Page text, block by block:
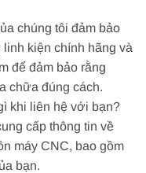
chúng tôi đảm bảo
kiện chính hãng và
để đảm bảo rằng
chữa đúng cách.
khi liên hệ với bạn?
cấp thông tin về
máy CNC, bao gồm
bạn.